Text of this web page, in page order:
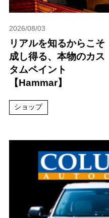
2026/08/03
リアルを知るからこそ
成し得る、本物のカス
タムペイント
【Hammar】
ショップ